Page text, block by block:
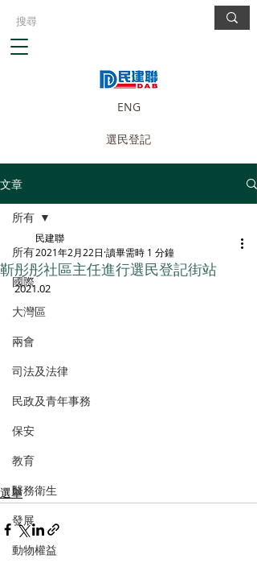
ENG
選民登記
文章
所有
國際
大灣區
兩會
司法及法律
民政及青年事務
保安
教育
醫務衛生
發展
動物權益
所有
靳彤彤社區主任進行選民登記街站
民建聯
2021年2月22日 讀畢需時 1 分鐘
2021.02
選舉